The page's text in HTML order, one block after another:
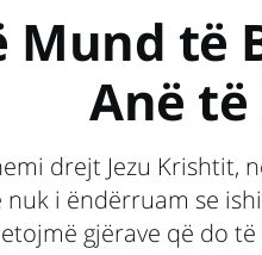
Mund të
Anë
drejt Jezu Krishtit,
i ëndërruam se
gjërave që do